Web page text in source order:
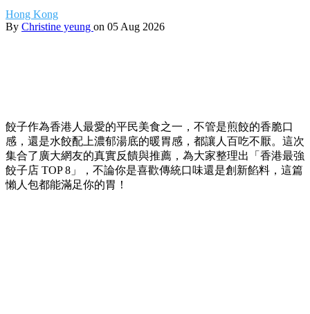
Hong Kong
By Christine yeung on 05 Aug 2026
餃子作為香港人最愛的平民美食之一， 不管是煎餃的香脆口
感， 還是水餃配上濃郁湯底的暖胃感， 都讓人百吃不厭。 這次
集合了廣大網友的真實反饋與推薦， 為大家整理出「香港最強
餃子店 TOP 8」， 不論你是喜歡傳統口味還是創新餡料， 這篇
懶人包都能滿足你的胃！